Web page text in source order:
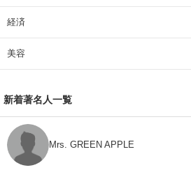
経済
美容
新着著名人一覧
Mrs. GREEN APPLE